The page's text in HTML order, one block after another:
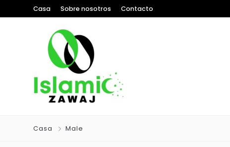
Casa Sobre nosotros Contacto
Casa Male